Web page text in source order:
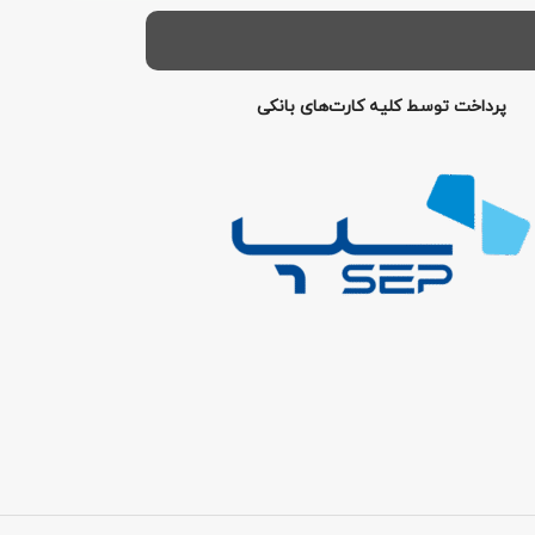
پرداخت توسط کلیه کارت‌های بانکی